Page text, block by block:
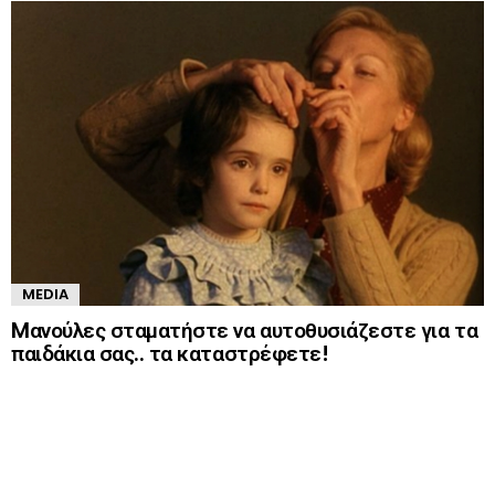
MEDIA
Mανούλες σταματήστε να αυτοθυσιάζεστε για τα
παιδάκια σας.. τα καταστρέφετε!